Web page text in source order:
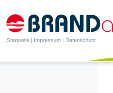
Startseite | Impressum | Datenschutz